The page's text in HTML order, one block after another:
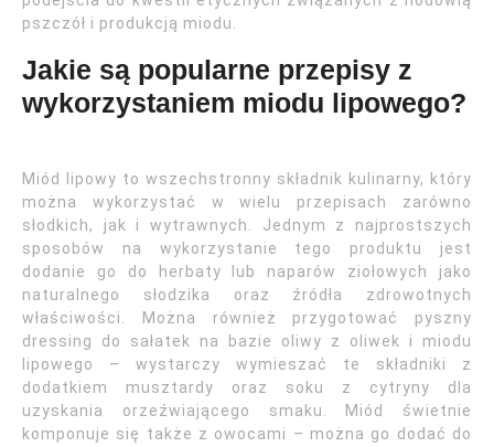
pszczół i produkcją miodu.
Jakie są popularne przepisy z
wykorzystaniem miodu lipowego?
Miód lipowy to wszechstronny składnik kulinarny, który
można wykorzystać w wielu przepisach zarówno
słodkich, jak i wytrawnych. Jednym z najprostszych
sposobów na wykorzystanie tego produktu jest
dodanie go do herbaty lub naparów ziołowych jako
naturalnego słodzika oraz źródła zdrowotnych
właściwości. Można również przygotować pyszny
dressing do sałatek na bazie oliwy z oliwek i miodu
lipowego – wystarczy wymieszać te składniki z
dodatkiem musztardy oraz soku z cytryny dla
uzyskania orzeźwiającego smaku. Miód świetnie
komponuje się także z owocami – można go dodać do